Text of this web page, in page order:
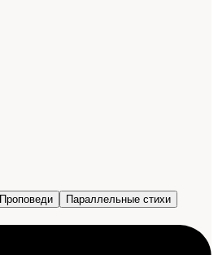
Проповеди
Параллельные стихи